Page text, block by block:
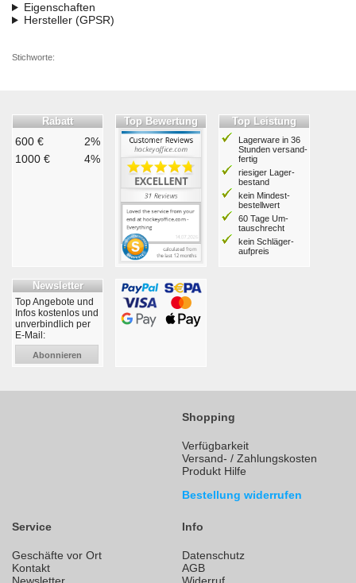
Eigenschaften
Hersteller (GPSR)
Stichworte:
Rabatt
600 €
2%
1000 €
4%
Top Bewertung Top Leistung
Lagerware in 36
Stunden ver­sand­
fertig
riesiger Lager­
bestand
kein Mindest­
bestell­wert
60 Tage Um­
tausch­recht
kein Schläger­
aufpreis
Newsletter
Top Angebote und
Infos kostenlos und
unverbindlich per
E-Mail:
Abonnieren
Shopping
Verfügbarkeit
Versand- / Zahlungskosten
Produkt Hilfe
Bestellung widerrufen
Service
Geschäfte vor Ort
Kontakt
Newsletter
Info
Datenschutz
AGB
Widerruf